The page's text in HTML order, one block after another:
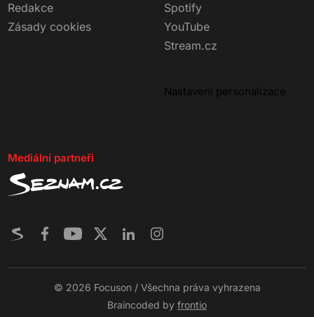
Redakce
Zásady cookies
Spotify
YouTube
Stream.cz
Nastavení personalizace
Mediální partneři
© 2026 Focuson / Všechna práva vyhrazena
Braincoded by frontio